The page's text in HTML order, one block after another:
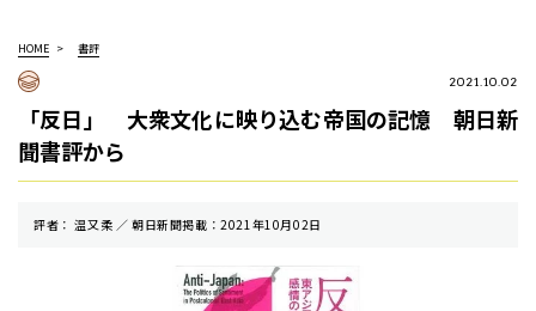
HOME 書評
2021.10.02
「反日」 大衆文化に映り込む帝国の記憶 朝日新
聞書評から
評者： 温又柔 ／ 朝⽇新聞掲載：2021年10月02日